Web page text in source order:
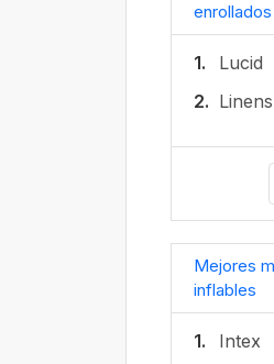
enrollados
1. Lucid
2.
Mejores
inflables
1. Intex